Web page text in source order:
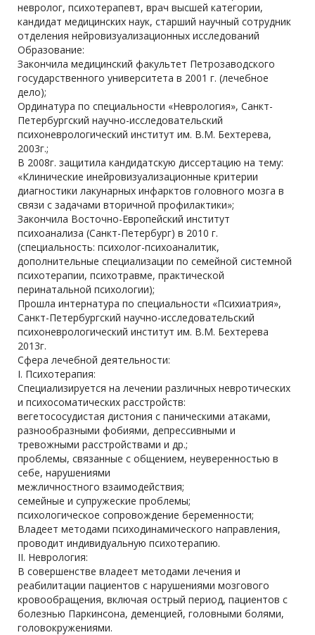
невролог, психотерапевт, врач высшей категории,
кандидат медицинских наук, старший научный сотрудник
отделения нейровизуализационных исследований
Образование:
Закончила медицинский факультет Петрозаводского
государственного университета в 2001 г. (лечебное
дело);
Ординатура по специальности «Неврология», Санкт-
Петербургский научно-исследовательский
психоневрологический институт им. В.М. Бехтерева,
2003г.;
В 2008г. защитила кандидатскую диссертацию на тему:
«Клинические инейровизуализационные критерии
диагностики лакунарных инфарктов головного мозга в
связи с задачами вторичной профилактики»;
Закончила Восточно-Европейский институт
психоанализа (Санкт-Петербург) в 2010 г.
(специальность: психолог-психоаналитик,
дополнительные специализации по семейной системной
психотерапии, психотравме, практической
перинатальной психологии);
Прошла интернатура по специальности «Психиатрия»,
Санкт-Петербургский научно-исследовательский
психоневрологический институт им. В.М. Бехтерева
2013г.
Сфера лечебной деятельности:
I. Психотерапия:
Специализируется на лечении различных невротических
и психосоматических расстройств:
вегетососудистая дистония с паническими атаками,
разнообразными фобиями, депрессивными и
тревожными расстройствами и др.;
проблемы, связанные с общением, неуверенностью в
себе, нарушениями
межличностного взаимодействия;
семейные и супружеские проблемы;
психологическое сопровождение беременности;
Владеет методами психодинамического направления,
проводит индивидуальную психотерапию.
II. Неврология:
В совершенстве владеет методами лечения и
реабилитации пациентов с нарушениями мозгового
кровообращения, включая острый период, пациентов с
болезнью Паркинсона, деменцией, головными болями,
головокружениями.